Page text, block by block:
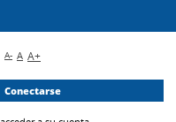
A- A A+
Conectarse